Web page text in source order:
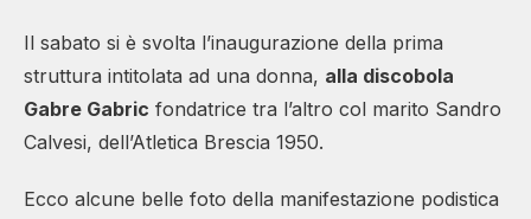
Il sabato si è svolta l’inaugurazione della prima
struttura intitolata ad una donna, alla discobola
Gabre Gabric fondatrice tra l’altro col marito Sandro
Calvesi, dell’Atletica Brescia 1950.
Ecco alcune belle foto della manifestazione podistica